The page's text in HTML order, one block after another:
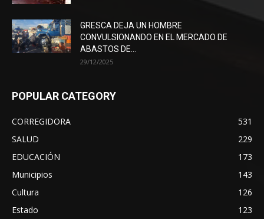
GRESCA DEJA UN HOMBRE
CONVULSIONANDO EN EL MERCADO DE
ABASTOS DE...
29/12/2025
POPULAR CATEGORY
CORREGIDORA
531
SALUD
229
EDUCACIÓN
173
Municipios
143
Cultura
126
Estado
123